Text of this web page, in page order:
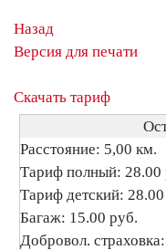
Назад
Версия для печати
Скачать тариф
Расстояние: 5,00 км.
Тариф полный: 28.00
Тариф детский:
Багаж: 15.00 руб.
Добровол.